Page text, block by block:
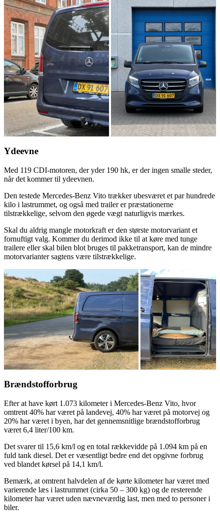
Ydeevne
Med 119 CDI-motoren, der yder 190 hk, er der ingen smalle steder,
når det kommer til ydeevnen.
Den testede Mercedes-Benz Vito trækker ubesværet et par hundrede
kilo i lastrummet, og også med trailer er præstationerne
tilstrækkelige, selvom den øgede vægt naturligvis mærkes.
Skal du aldrig mangle motorkraft er den største motorvariant et
fornuftigt valg. Kommer du derimod ikke til at køre med tunge
trailere eller skal bilen blot bruges til pakketransport, kan de mindre
motorvarianter sagtens være tilstrækkelige.
Brændstofforbrug
Efter at have kørt 1.073 kilometer i Mercedes-Benz Vito, hvor
omtrent 40% har været på landevej, 40% har været på motorvej og
20% har været i byen, har det gennemsnitlige brændstofforbrug
været 6,4 liter/100 km.
Det svarer til 15,6 km/l og en total rækkevidde på 1.094 km på en
fuld tank diesel. Det er væsentligt bedre end det opgivne forbrug
ved blandet kørsel på 14,1 km/l.
Bemærk, at omtrent halvdelen af de kørte kilometer har været med
varierende læs i lastrummet (cirka 50 – 300 kg) og de resterende
kilometer har været uden nævneværdig last, men med to personer i
biler.